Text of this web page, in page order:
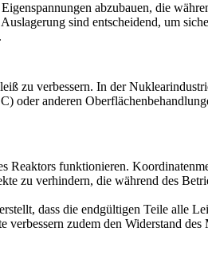
abzubauen, die
sind entscheidend, um
zu verbessern. In der
oder anderen
Reaktors funktionieren.
zu verhindern, die während des
dass die endgültigen Teile alle
verbessern zudem den Widerstand